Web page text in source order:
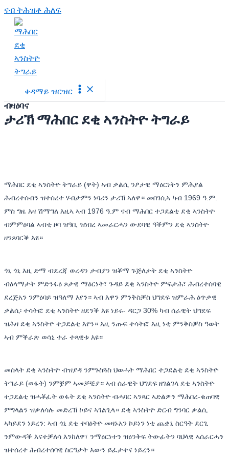
ናብ ትሕዝቶ ሕለፍ
ቀዳማይ ዝርዝር
ብዛዕባና
ታሪኽ ማሕበር ደቂ ኣንስትዮ ትግራይ
ማሕበር ደቂ ኣንስትዮ ትግራይ (ዋት) ኣብ ቃልሲ ንፆታዊ ማዕርነትን ምሕያል
ሕብረተሰብን ዝተሰረተ ሃብታምን ነባሪን ታሪኽ ኣለዋ። መበገሲኣ ካብ 1969 ዓ.ም.
ምስ ግዜ እዛ ሽማግለ እዚኣ ኣብ 1976 ዓ.ም ናብ ማሕበር ተጋደልቲ ደቂ ኣንስትዮ
ብምምዕባል ኣብቲ ዞባ ዝዓቢ ዝነበረ ኣመራርሓን ውደባዊ ዓቕምን ደቂ ኣንስትዮ
ዘንጸባርቕ እዩ።
ጎኒ ጎኒ እዚ ድማ ብደረጃ ወረዳን ታብያን ዝቖማ ጉጅለታት ደቂ ኣንስትዮ
ብዕላማታት ምድንፋዕ ጾታዊ ማዕርነት፣ ጉዳይ ደቂ ኣንስትዮ ምፍታሕ፣ ሕብረተሰባዊ
ደረጅአን ንምዕባይ ዝዓለማ እየን። ኣብ እዋን ምንቅስቓስ ህግደፍ ዝምራሕ ዕጥቃዊ
ቃልሲ፡ ተሳትፎ ደቂ ኣንስትዮ ዘደንቕ እዩ ነይሩ- ዳርጋ 30% ካብ ሰራዊት ህግደፍ
ዝሕዛ ደቂ ኣንስትዮ ተጋደልቲ እየን። እዚ ንጡፍ ተሳትፎ እዚ ነቲ ምንቅስቓስ ዓወት
ኣብ ምቕራጽ ወሳኒ ተራ ተጻዊቱ እዩ።
መሰላት ደቂ ኣንስትዮ ብዝያዳ ንምጉስጓስ ህወሓት ማሕበር ተጋደልቲ ደቂ ኣንስትዮ
ትግራይ (ወፋት) ንምቛም ኣመቻቺያ። ኣብ ሰራዊት ህግደፍ ዘገልገላ ደቂ ኣንስትዮ
ተጋደልቲ ዝሓቖፈት ወፋት ደቂ ኣንስትዮ ብሓባር ኣንጻር ኣድልዎን ማሕበረ-ቁጠባዊ
ምግላልን ዝቃለሳሉ መድረኽ ኮይና ኣገልጊላ። ደቂ ኣንስትዮ ድርብ ግንባር ቃልሲ
ኣካይደን ነይረን: ኣብ ጎኒ ደቂ ተባዕትዮ መዛኑአን ኮይነን ነቲ ጨቋኒ ስርዓት ደርጊ
ንምውዳቕ እናተቓለሳ እንከለዋ፣ ንማዕርነተን ዝዕንቅፍ ትውፊትን ባህላዊ ኣሰራርሓን
ዝተሰረተ ሕብረተሰባዊ ስርዓታት እውን ይፈታተና ነይረን።